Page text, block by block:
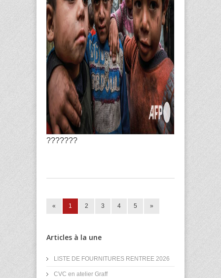
???????
« 1 2 3 4 5 »
Articles à la une
LISTE DE FOURNITURES RENTREE 2026
CVC en atelier Graff